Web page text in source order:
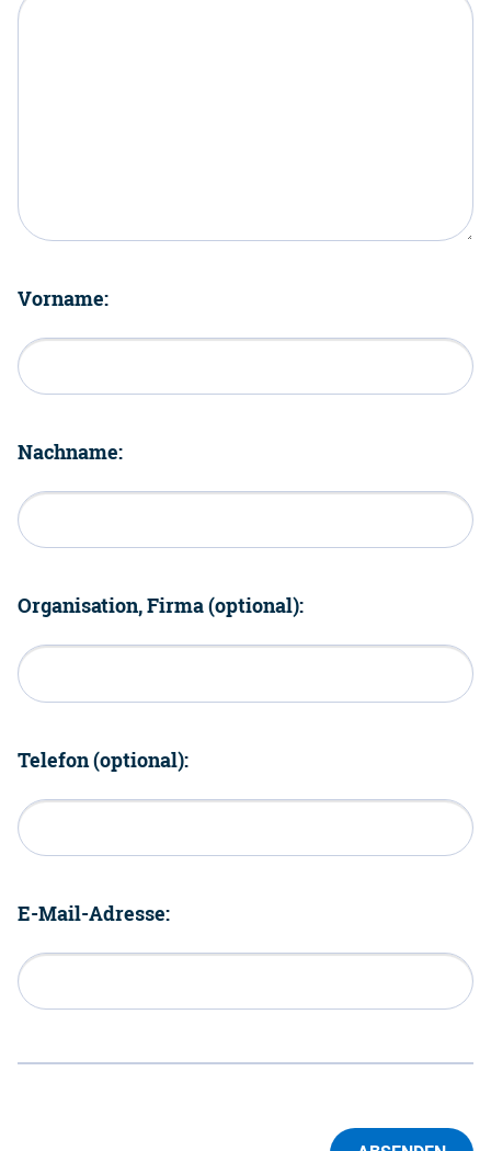
Vorname:
Nachname:
Organisation, Firma (optional):
Telefon (optional):
E-Mail-Adresse: